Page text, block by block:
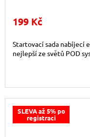
199 Kč
Startovací sada nabíjecí
nejlepší ze světů POD
SLEVA až 5% po
registraci